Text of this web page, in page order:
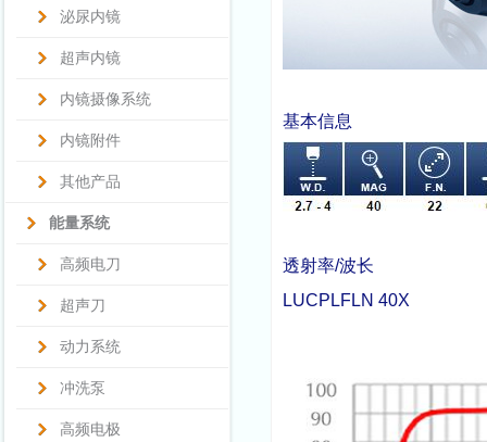
泌尿内镜
超声内镜
内镜摄像系统
内镜附件
其他产品
能量系统
高频电刀
超声刀
动力系统
冲洗泵
高频电极
基本信息
透射率/波长
LUCPLFLN 40X